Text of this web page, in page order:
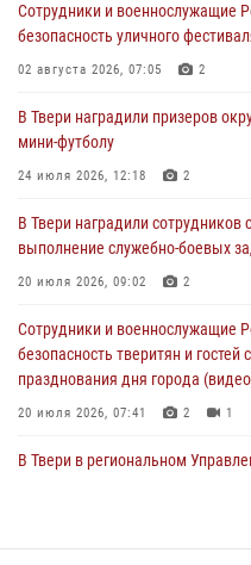
В Твери наградили призеров
мини-футболу
24 июля 2026, 12:18 2
Росгвардейцы оказали помощь
22 июля 2026, 08:35
Представители Росгвардии
мероприятие для воспитанников
(видео)
Сотрудники и военнослужащие
безопасность уличного
02 августа 2026, 07:05 2
В Твери наградили призеров
мини-футболу
24 июля 2026, 12:18 2
В Твери наградили
выполнение служебно-боевых
20 июля 2026, 09:02 2
Сотрудники и военнослужащие
безопасность тверитян и
празднования дня города
20 июля 2026, 07:41 2 1
В Твери в региональном